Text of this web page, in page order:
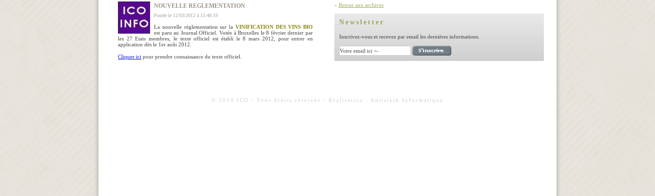
NOUVELLE REGLEMENTATION
Postée le 12/03/2012 à 15:48:19
La nouvelle réglementation sur la VINIFICATION DES VINS BIO
est paru au Journal Officiel. Votée à Bruxelles le 8 février dernier par
les 27 Etats membres, le texte officiel est établi le 8 mars 2012, pour entrer en
application dès le 1er août 2012.
Cliquer ici pour prendre connaissance du texte officiel.
» Retour aux archives
Newsletter
Inscrivez-vous et recevez par email les dernières informations.
© 2010 ICO - Tous droits réservés - Réalisation : Antislash Informatique